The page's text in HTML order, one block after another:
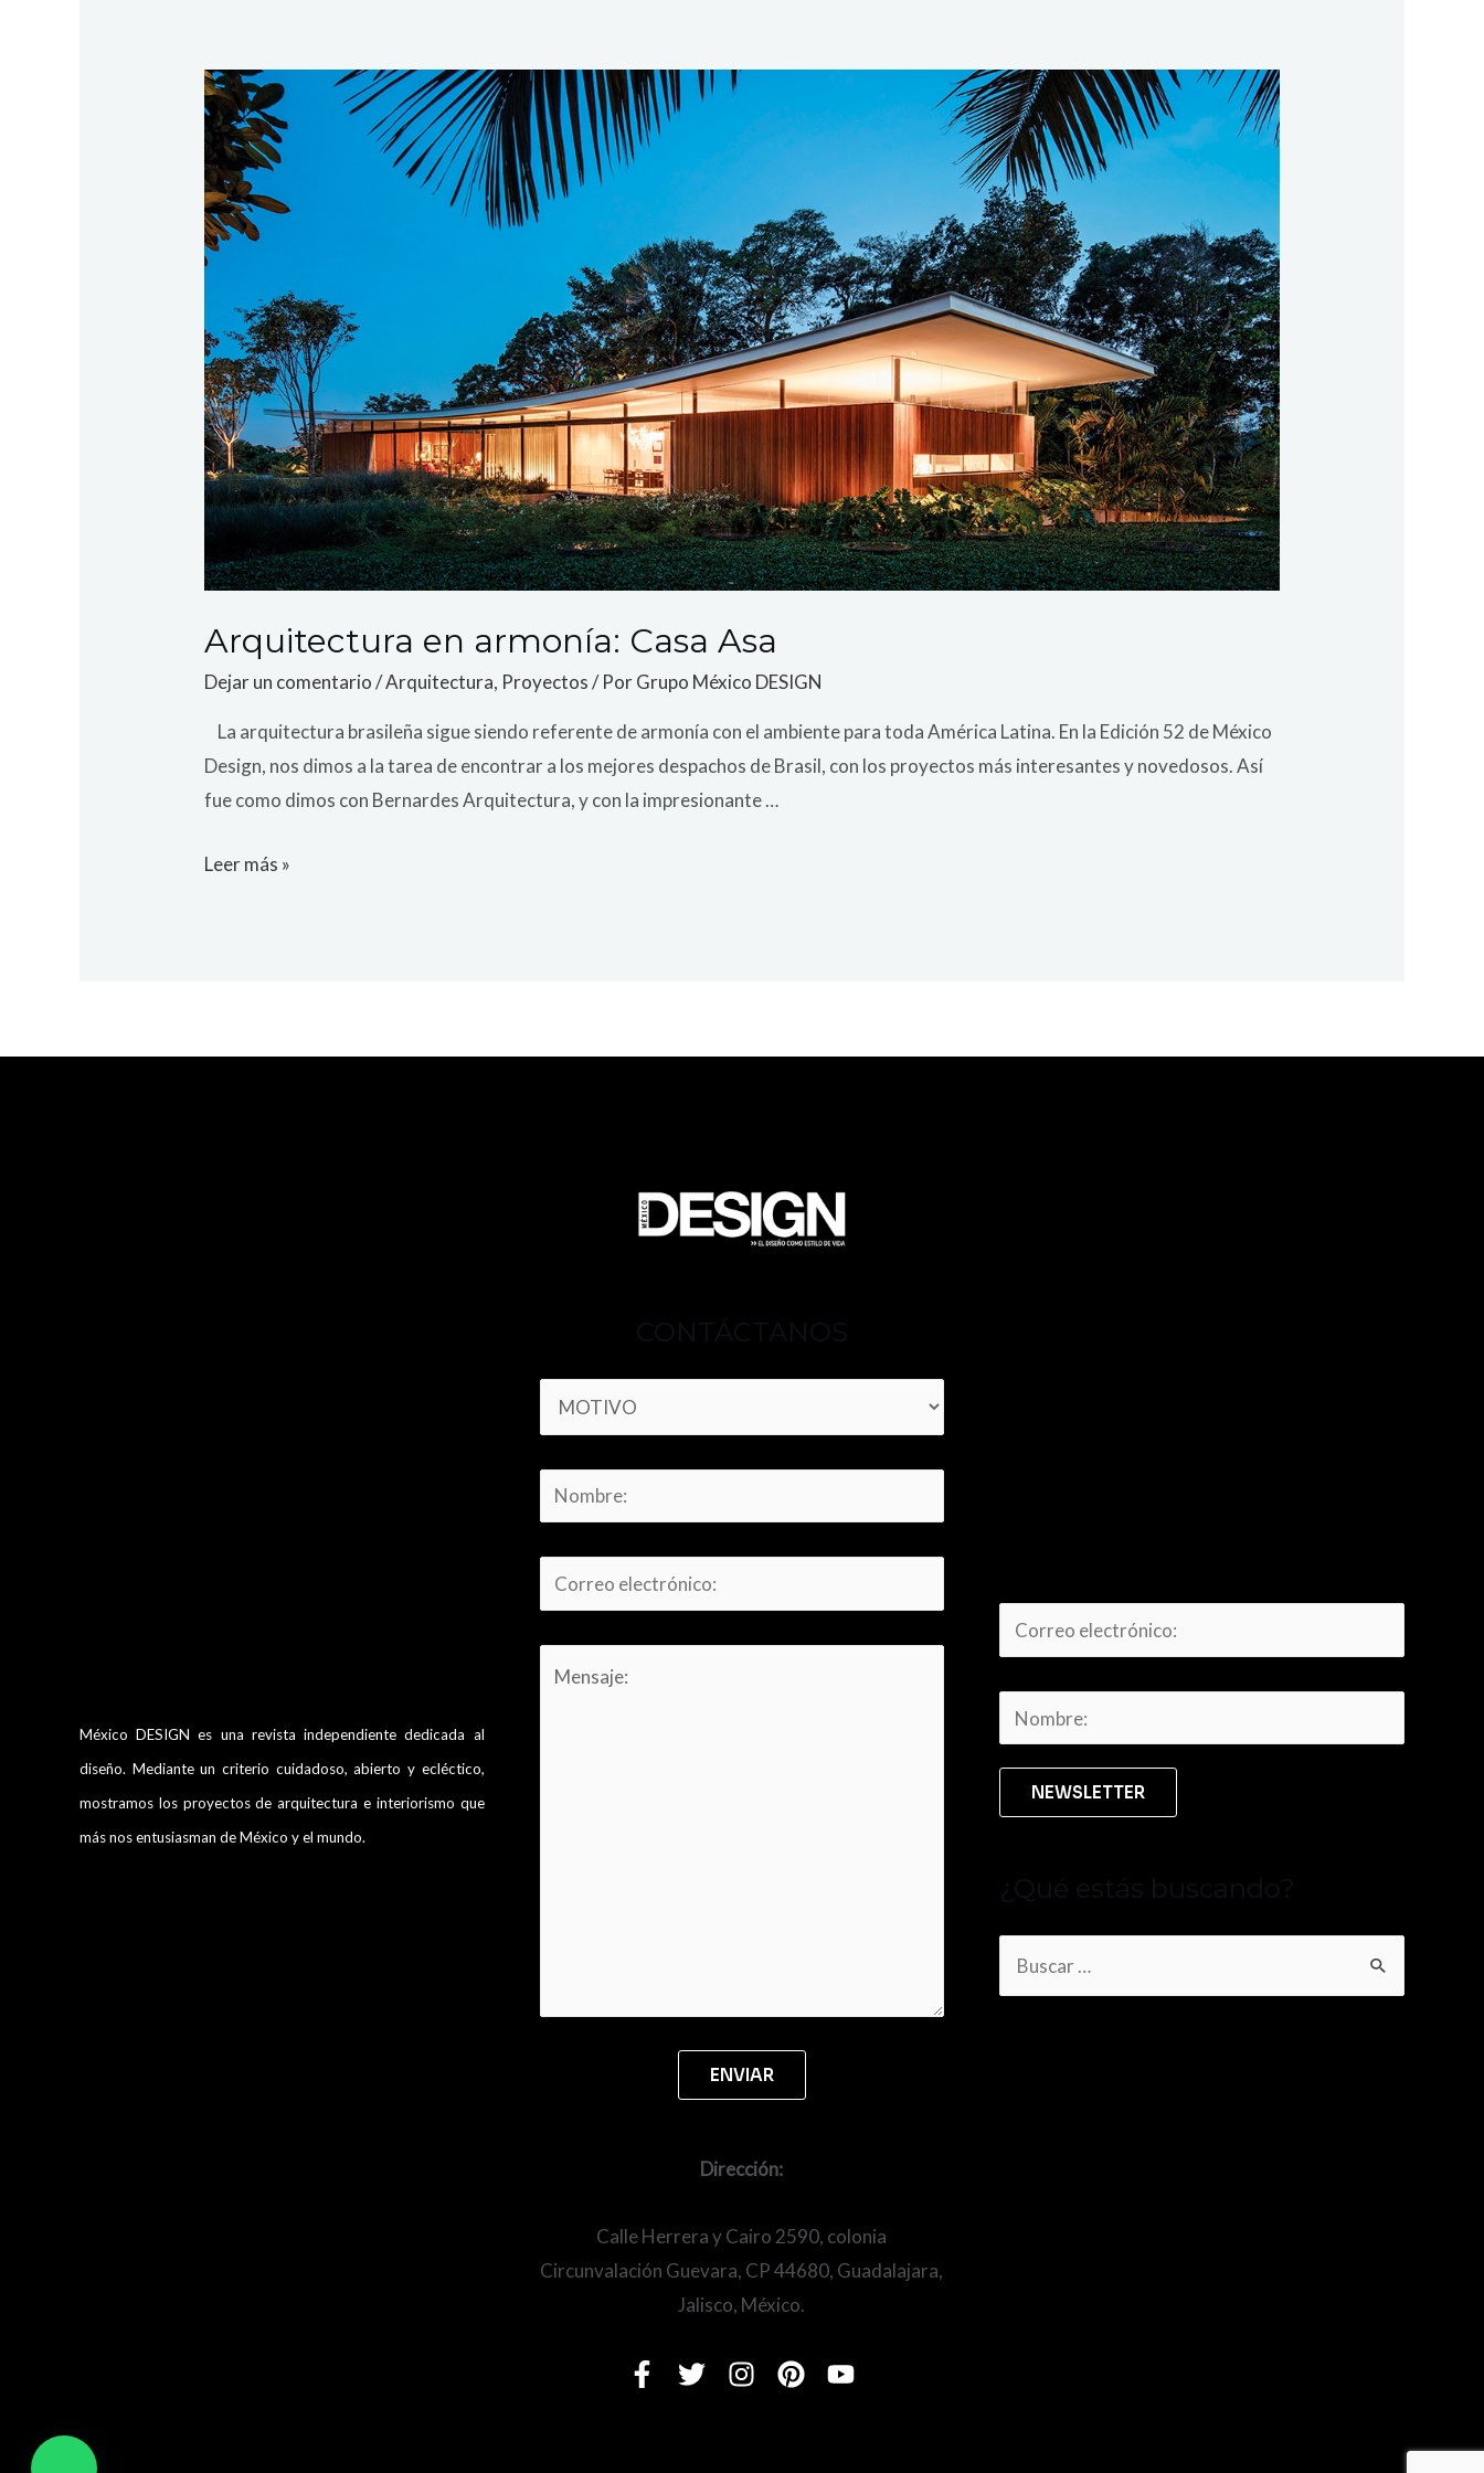
Arquitectura en armonía: Casa Asa
Dejar un comentario /Arquitectura, Proyectos/ PorGrupo México DESIGN
La arquitectura brasileña sigue siendo referente de armonía con el ambiente para toda América Latina. En la Edición 52 de México
Design, nos dimos a la tarea de encontrar a los mejores despachos de Brasil, con los proyectos más interesantes y novedosos. Así
fue como dimos con Bernardes Arquitectura, y con la impresionante …
Leer más »
México DESIGN es una revista independiente dedicada al
diseño. Mediante un criterio cuidadoso, abierto y ecléctico,
mostramos los proyectos de arquitectura e interiorismo que
más nos entusiasman de México y el mundo.
CONTÁCTANOS
Dirección:
Calle Herrera y Cairo 2590, colonia
Circunvalación Guevara, CP 44680, Guadalajara,
Jalisco, México.
¿Qué estás buscando?